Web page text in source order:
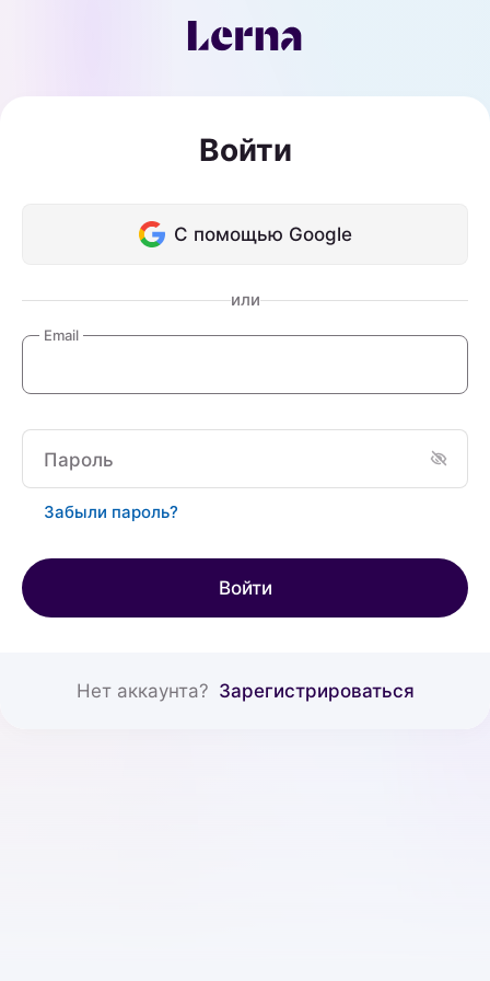
Войти
С помощью Google
или
Email
Пароль
Забыли пароль?
Войти
Нет аккаунта? Зарегистрироваться